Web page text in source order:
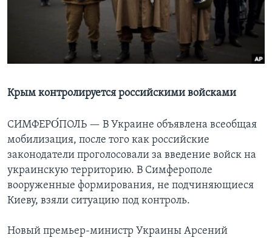
Learning English
СОЦИАЛЬНЫЕ СЕТИ
Крым контролируется российскими войсками
СИМФЕРО́ПОЛЬ — В Украине объявлена всеобщая
мобилизация, после того как российские
законодатели проголосовали за введение войск на
украинскую территорию. В Симферополе
вооруженные формирования, не подчиняющиеся
Киеву, взяли ситуацию под контроль.
Новый премьер-министр Украины Арсений